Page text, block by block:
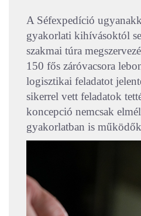
A Séfexpedíció
gyakorlati kihívásoktól
szakmai túra
150 fős záróvacsora
logisztikai feladatot
sikerrel vett feladatok
koncepció nemcsak
gyakorlatban is